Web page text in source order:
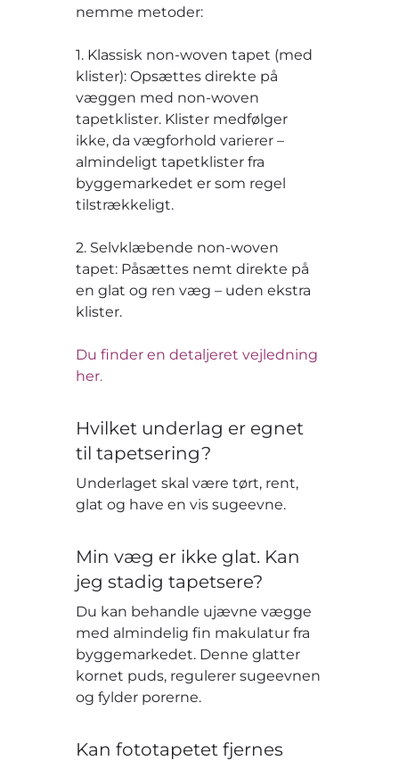
nemme metoder:
1. Klassisk non-woven tapet (med
klister): Opsættes direkte på
væggen med non-woven
tapetklister. Klister medfølger
ikke, da vægforhold varierer –
almindeligt tapetklister fra
byggemarkedet er som regel
tilstrækkeligt.
2. Selvklæbende non-woven
tapet: Påsættes nemt direkte på
en glat og ren væg – uden ekstra
klister.
Du finder en detaljeret vejledning
her.
Hvilket underlag er egnet
til tapetsering?
Underlaget skal være tørt, rent,
glat og have en vis sugeevne.
Min væg er ikke glat. Kan
jeg stadig tapetsere?
Du kan behandle ujævne vægge
med almindelig fin makulatur fra
byggemarkedet. Denne glatter
kornet puds, regulerer sugeevnen
og fylder porerne.
Kan fototapetet fjernes